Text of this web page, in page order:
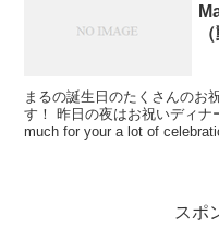
まるの誕生日のたくさんのお
す！ 昨日の夜はお祝いディ
much for your a lot of
スポ